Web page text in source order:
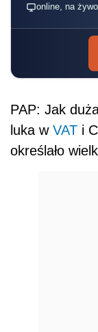
online, na
PAP: Jak
luka w VAT i
określało